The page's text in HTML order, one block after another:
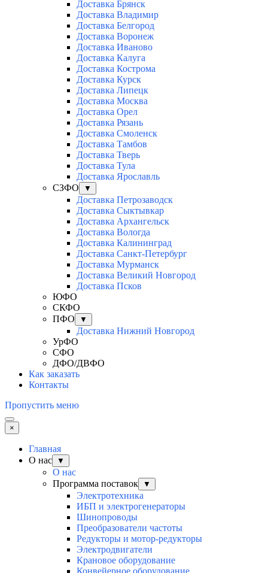
Доставка Брянск
Доставка Владимир
Доставка Белгород
Доставка Воронеж
Доставка Иваново
Доставка Калуга
Доставка Кострома
Доставка Курск
Доставка Липецк
Доставка Москва
Доставка Орел
Доставка Рязань
Доставка Смоленск
Доставка Тамбов
Доставка Тверь
Доставка Тула
Доставка Ярославль
СЗФО
▼
Доставка Петрозаводск
Доставка Сыктывкар
Доставка Архангельск
Доставка Вологда
Доставка Калининград
Доставка Санкт-Петербург
Доставка Мурманск
Доставка Великий Новгород
Доставка Псков
ЮФО
СКФО
ПФО
▼
Доставка Нижний Новгород
УрФО
СФО
ДФО/ДВФО
Как заказать
Контакты
Пропустить меню
×
Главная
О нас
▼
О нас
Программа поставок
▼
Электротехника
ИБП и электрогенераторы
Шинопроводы
Преобразователи частоты
Редукторы и мотор-редукторы
Электродвигатели
Крановое оборудование
Конвейерное оборудование